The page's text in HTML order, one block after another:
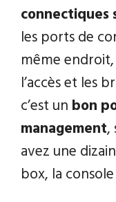
connectiques
les ports de
même
l’accès et les
c’est un bon
management,
avez une
box, la